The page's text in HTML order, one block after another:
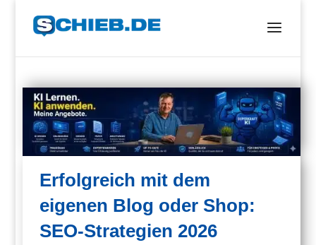
Erfolgreich mit dem
eigenen Blog oder Shop:
SEO-Strategien 2026